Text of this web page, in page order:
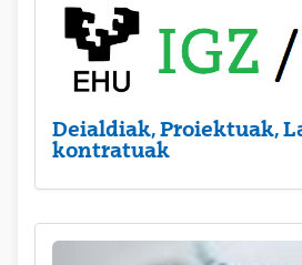
Deialdiak, Proiektuak,
kontratuak